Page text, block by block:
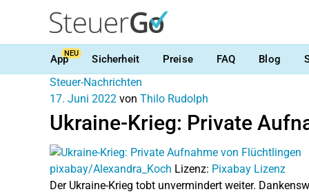
AppNEU Sicherheit Preise FAQ Blog
Steuer-Nachrichten
17. Juni 2022 von Thilo Rudolph
Ukraine-Krieg: Private
pixabay/Alexandra_Koch Lizenz: Pixabay Lizenz
Der Ukraine-Krieg tobt unvermindert weiter.